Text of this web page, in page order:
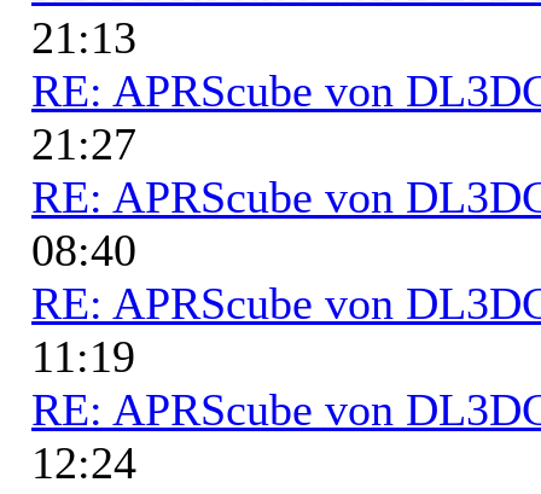
21:13
RE: APRScube von
21:27
RE: APRScube von
08:40
RE: APRScube von
11:19
RE: APRScube von
12:24